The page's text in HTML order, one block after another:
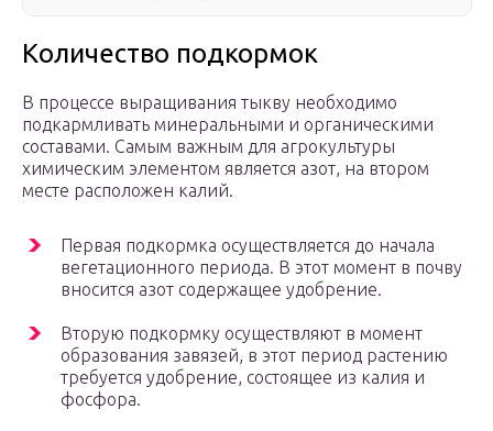
Количество подкормок
В процессе выращивания тыкву необходимо
подкармливать минеральными и органическими
составами. Самым важным для агрокультуры
химическим элементом является азот, на втором
месте расположен калий.
Первая подкормка осуществляется до начала
вегетационного периода. В этот момент в почву
вносится азот содержащее удобрение.
Вторую подкормку осуществляют в момент
образования завязей, в этот период растению
требуется удобрение, состоящее из калия и
фосфора.